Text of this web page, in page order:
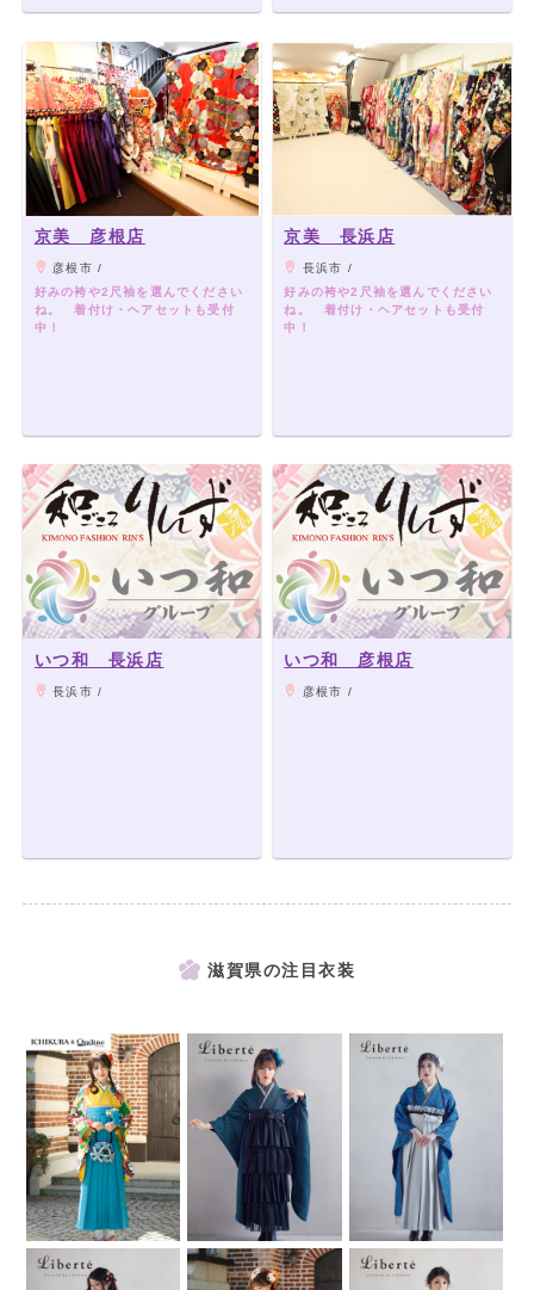
京美 彦根店
彦根市 /
好みの袴や2尺袖を選んでください
ね。 着付け・ヘアセットも受付
中！
京美 長浜店
長浜市 /
好みの袴や2尺袖を選んでください
ね。 着付け・ヘアセットも受付
中！
いつ和 長浜店
長浜市 /
いつ和 彦根店
彦根市 /
滋賀県の注目衣装